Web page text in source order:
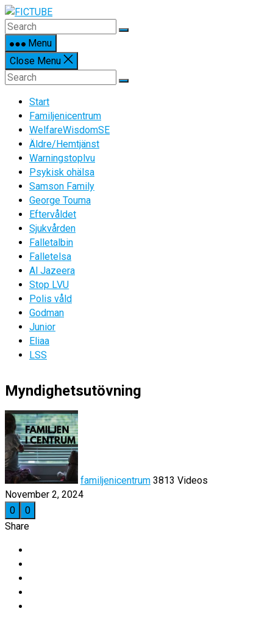
Skip
to
contentMenu
Close Menu
Start
Familjenicentrum
WelfareWisdomSE
Äldre/Hemtjänst
Warningstoplvu
Psykisk ohälsa
Samson Family
George Touma
Eftervåldet
Sjukvården
Falletalbin
Falletelsa
Al Jazeera
Stop LVU
Polis våld
Godman
Junior
Eliaa
LSS
Myndighetsutövning
familjenicentrum 3813 Videos
November 2, 2024
0
0
Share